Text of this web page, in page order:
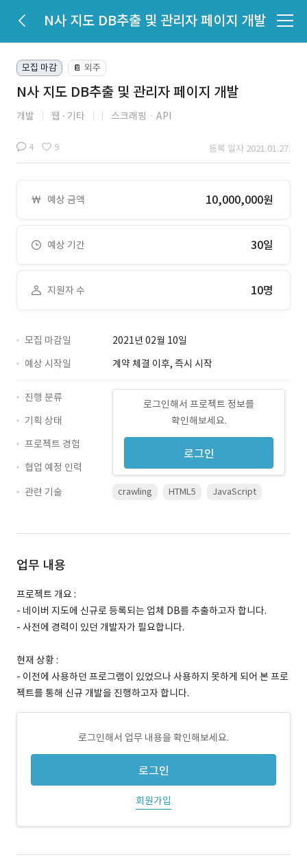
N사 지도 DB추출 및 관리자 페이지 개발
모집 마감 📔 외주
N사 지도 DB추출 및 관리자 페이지 개발
개발 웹 기타 스크래핑ㆍAPI
4 9 등록 일자 2021.01.27.
예상 금액 10,000,000원
예상 기간 30일
지원자 수 10명
모집 마감일
2021년 02월 10일
예상 시작일
계약 체결 이후, 즉시 시작
로그인해서 프로젝트 정보를
확인해보세요.
로그인
진행 분류
기획 상태
프로젝트 경험
협업 예정 인력
관련 기술
crawling HTML5 JavaScript
업무 내용
프로젝트 개요 :
- 네이버 지도에 신규로 등록되는 업체 DB를 추출하고자 합니다.
- 사전에 경력이 있던 개발자가 필요합니다.
현재 상황 :
- 이전에 사용하던 프로그램이 있었으나 사용하지 못하게 되어 본 프로
젝트를 통해 신규 개발을 진행하고자 합니다.
로그인해서 업무 내용을 확인해보세요.
로그인
회원가입